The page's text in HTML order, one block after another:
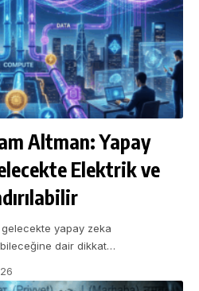
Altman: Yapay
Elektrik ve
gelecekte yapay zeka
dair dikkat…